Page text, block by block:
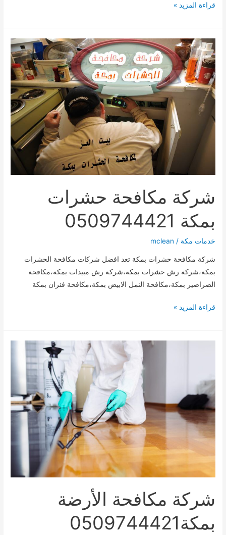
شركة
النمل
الأبيض
بمكة
0509744421
قراءة المزيد »
شركة مكافحة حشرات
بمكة 0509744421
خدمات مكة /
mclean
شركة مكافحة حشرات بمكة تعد افضل شركات مكافحة الحشرات
بمكة،شركة رش حشرات بمكة،شركة رش مبيدات بمكة،مكافحة
الصراصير بمكة،مكافحة النمل الابيض بمكة،مكافحة فئران بمكة
شركة
حشرات
قراءة المزيد »
شركة مكافحة الأرضة
بمكة0509744421